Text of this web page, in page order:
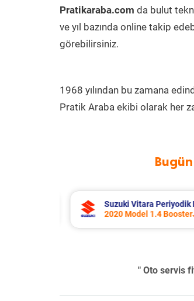
Pratikaraba.com da bulut
ve yıl bazında online takip
görebilirsiniz.
1968 yılından bu zamana
Pratik Araba ekibi olarak her
Toyota Corolla
2022 Model 1.8
" Oto servis